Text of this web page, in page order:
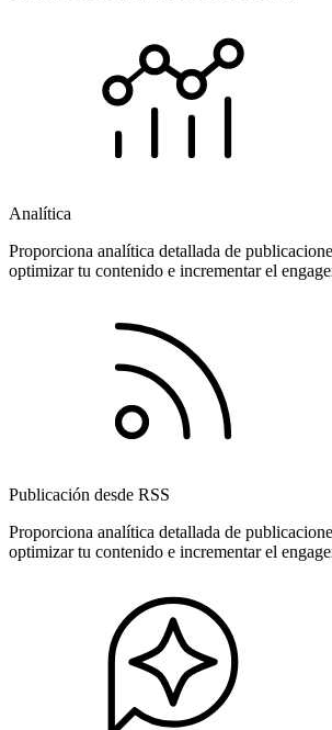
Analítica
Proporciona analítica detallada de
optimizar tu contenido e incrementar el
Publicación desde RSS
Proporciona analítica detallada de
optimizar tu contenido e incrementar el